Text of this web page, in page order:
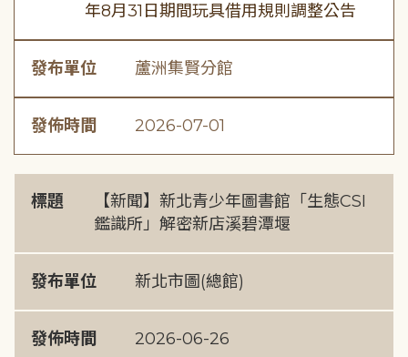
年8月31日期間玩具借用規則調整公告
發布單位 蘆洲集賢分館
發佈時間 2026-07-01
標題
【新聞】新北青少年圖書館「生態CSI
鑑識所」解密新店溪碧潭堰
發布單位 新北市圖(總館)
發佈時間 2026-06-26